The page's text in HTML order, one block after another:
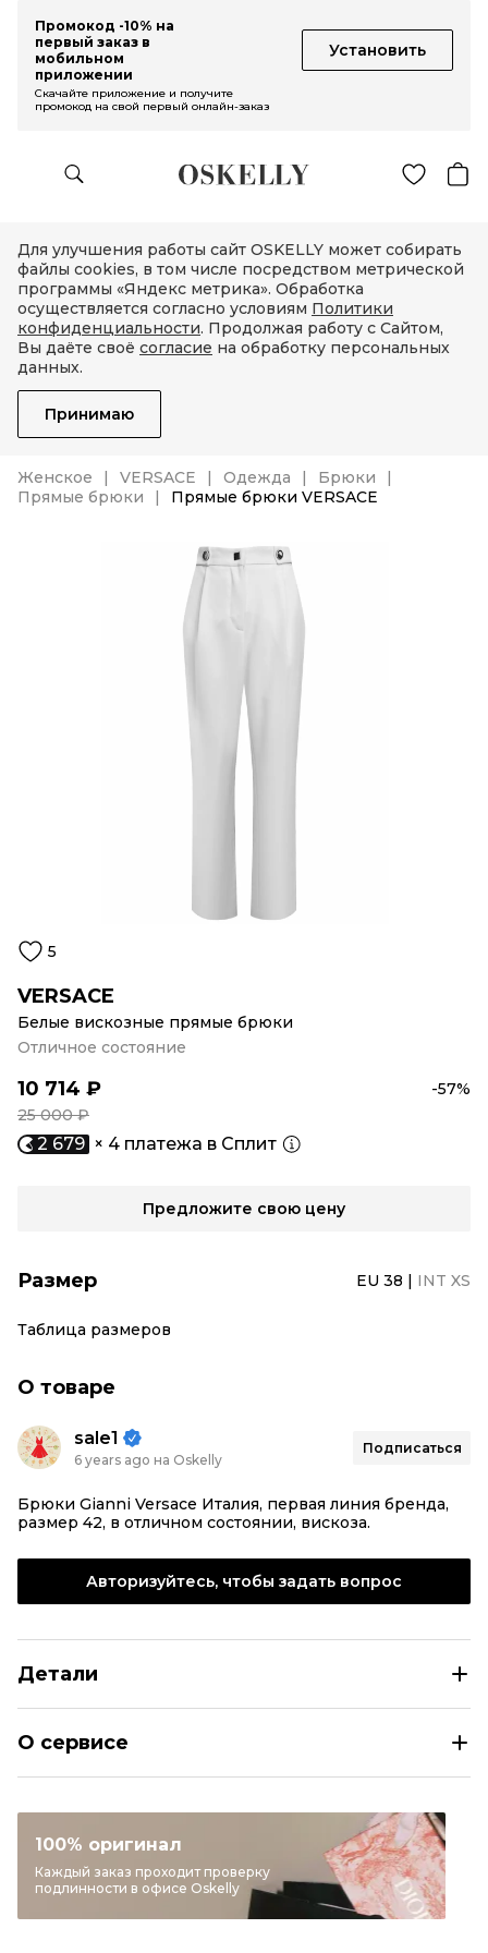
Промокод -10% на
первый заказ в
мобильном
приложении
Установить
Скачайте приложение и получите
промокод на свой первый онлайн-заказ
Для улучшения работы сайт OSKELLY может собирать
файлы cookies, в том числе посредством метрической
программы «Яндекс метрика». Обработка
осуществляется согласно условиям Политики
конфиденциальности. Продолжая работу с Сайтом,
Вы даёте своё согласие на обработку персональных
данных.
Принимаю
Женское VERSACE Одежда
Брюки
Прямые брюки
Прямые брюки VERSACE
5
VERSACE
Белые вискозные прямые брюки
Отличное состояние
10 714 ₽
-57%
25 000 ₽
2 679 × 4 платежа в Сплит
Предложите свою цену
Размер EU 38 | INT XS
Таблица размеров
О товаре
sale1
6 years ago на Oskelly
Подписаться
Брюки Gianni Versace Италия, первая линия бренда,
размер 42, в отличном состоянии, вискоза.
Авторизуйтесь, чтобы задать вопрос
Детали
Категория
Бренд
VERSACE
Материал одежды
Вискоза
О сервисе
100% оригинал
Каждый заказ проходит проверку
подлинности в офисе Oskelly